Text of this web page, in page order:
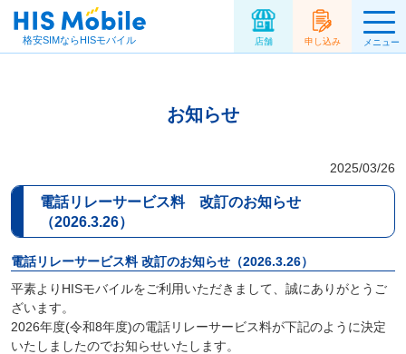
格安SIMならHISモバイル 店舗 申し込み メニュー
お知らせ
2025/03/26
電話リレーサービス料 改訂のお知らせ
（2026.3.26）
電話リレーサービス料 改訂のお知らせ（2026.3.26）
平素よりHISモバイルをご利用いただきまして、誠にありがとうご
ざいます。
2026年度(令和8年度)の電話リレーサービス料が下記のように決定
いたしましたのでお知らせいたします。